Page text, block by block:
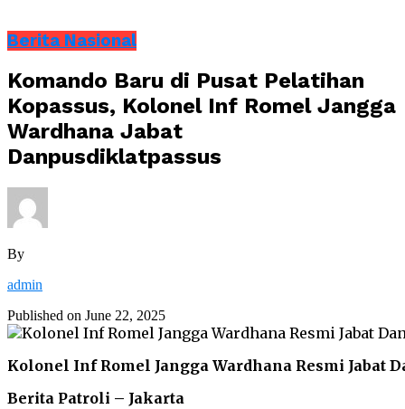
Berita Nasional
Komando Baru di Pusat Pelatihan
Kopassus, Kolonel Inf Romel Jangga
Wardhana Jabat
Danpusdiklatpassus
By
admin
Published on June 22, 2025
Kolonel Inf Romel Jangga Wardhana Resmi Jabat
Berita Patroli – Jakarta